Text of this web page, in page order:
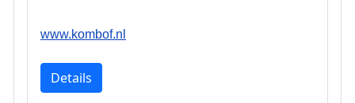
www.kombof.nl
Details